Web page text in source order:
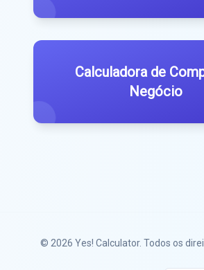
Calculadora de
Negócio
© 2026 Yes! Calculator. Todos os